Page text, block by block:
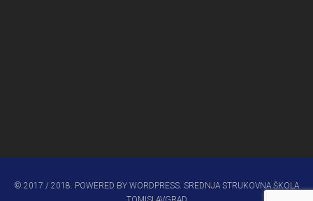
© 2017 / 2018. POWERED BY WORDPRESS. SREDNJA STRUKOVNA ŠKOLA